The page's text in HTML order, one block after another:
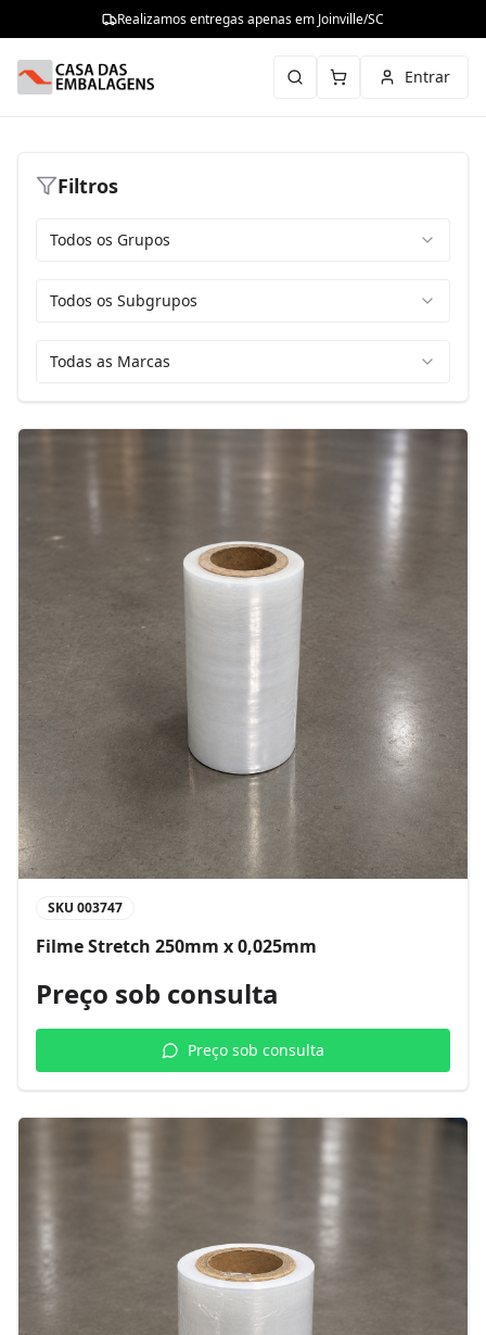
Realizamos entregas apenas em Joinville/SC
Entrar
Filtros
Todos os Grupos
Todos os Subgrupos
Todas as Marcas
SKU 003747
Filme Stretch 250mm x 0,025mm
Preço sob consulta
Preço sob consulta